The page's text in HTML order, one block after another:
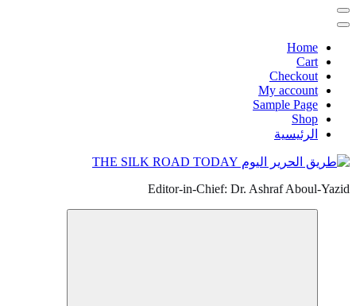
Home
Cart
Checkout
My account
Sample Page
Shop
الرئيسية
Editor-in-Chief: Dr. Ashraf Aboul-Yazid